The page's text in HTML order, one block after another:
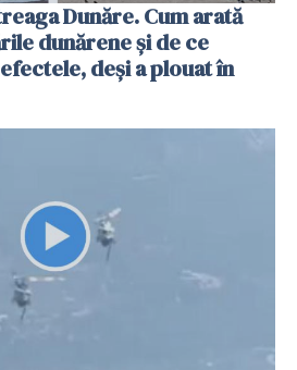
Dunăre. Cum arată
dunărene și de ce
deși a plouat în